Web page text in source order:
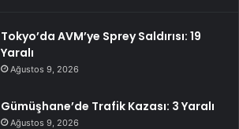
Tokyo’da AVM’ye Sprey Saldırısı: 19
Yaralı
Ağustos 9, 2026
Gümüşhane’de Trafik Kazası: 3 Yaralı
Ağustos 9, 2026